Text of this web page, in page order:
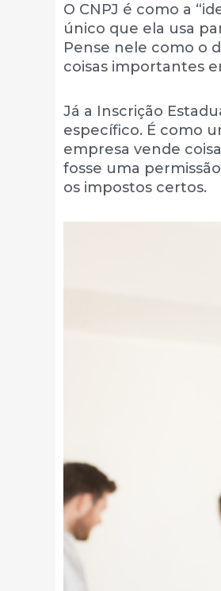
O CNPJ é como a
único que ela usa
Pense nele como o
coisas importantes
Já a Inscrição
específico. É como
empresa vende
fosse uma
os impostos certos.